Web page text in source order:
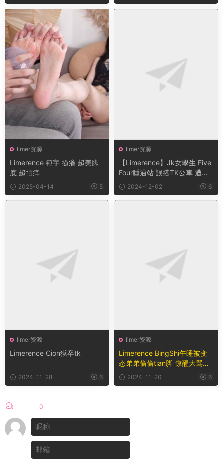
limer资源
Limerence 範宇 搔癢 超美脚
底 超怕痒
2025-04-14 5
limer资源
【Limerence】Jk女學生 Five
Four睡過站 誤搭TK公車 遭乘
客輪流玩
2024-12-02 6
limer资源
Limerence Cion狱卒tk
2024-11-28 6
limer资源
Limerence BingShi午睡被变
态弟弟偷偷tian脚 惊醒大骂恋
足弟2024-11-20 6
0